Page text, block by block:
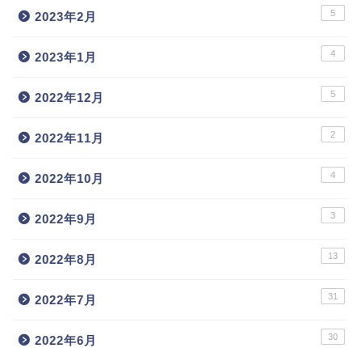
2023年2月 5
2023年1月 4
2022年12月 5
2022年11月 2
2022年10月 4
2022年9月 3
2022年8月 13
2022年7月 31
2022年6月 30